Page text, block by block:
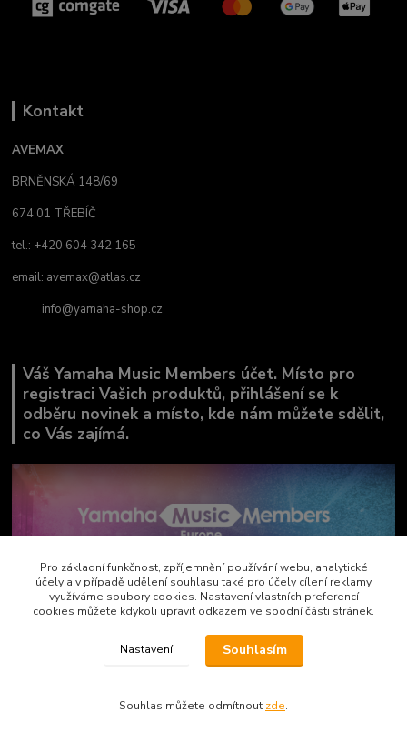
Kontakt
AVEMAX
BRNĚNSKÁ 148/69
674 01 TŘEBÍČ
tel.: +420 604 342 165
email: avemax@atlas.cz
info@yamaha-shop.cz
Váš Yamaha Music Members účet. Místo pro
registraci Vašich produktů, přihlášení se k
odběru novinek a místo, kde nám můžete sdělit,
co Vás zajímá.
Copyright by AVEMAX
Pro základní funkčnost, zpříjemnění používání webu, analytické
účely a v případě udělení souhlasu také pro účely cílení reklamy
využíváme soubory cookies. Nastavení vlastních preferencí
cookies můžete kdykoli upravit odkazem ve spodní části stránek.
Nastavení Souhlasím
Souhlas můžete odmítnout zde.